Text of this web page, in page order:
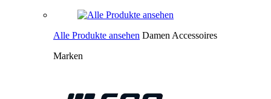
Alle Produkte ansehen Damen Accessoires
Marken